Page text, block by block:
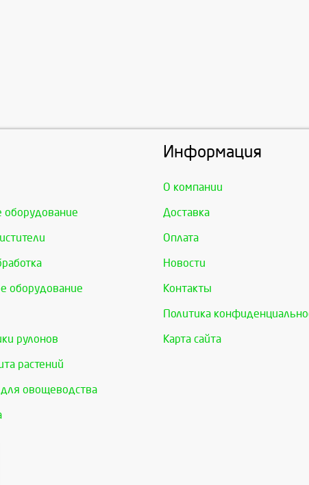
оборудование
оборудование
рулонов
растений
для овощеводства
Информация
О компании
Доставка
Оплата
Новости
Контакты
Политика
Карта сайта